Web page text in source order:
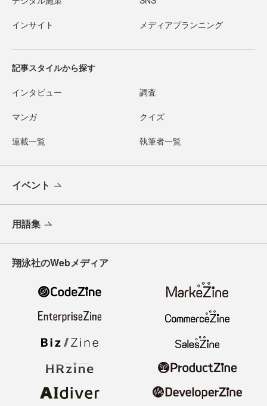
インサイト メディアプランニング
記事スタイルから探す
インタビュー 調査
マンガ クイズ
連載一覧 執筆者一覧
イベント
用語集
翔泳社のWebメディア